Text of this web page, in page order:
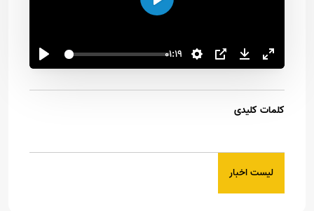
01:19
اجرا
کلمات کلیدی
لیست اخبار